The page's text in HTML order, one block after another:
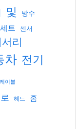
및 방수
세트 센서
리
차 전기
케이블
헤드 홈